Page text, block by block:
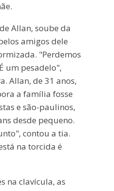
Allan, soube da
amigos dele
"Perdemos
um pesadelo",
Allan, de 31 anos,
a família fosse
e são-paulinos,
desde pequeno.
contou a tia.
na torcida é
na clavícula, as